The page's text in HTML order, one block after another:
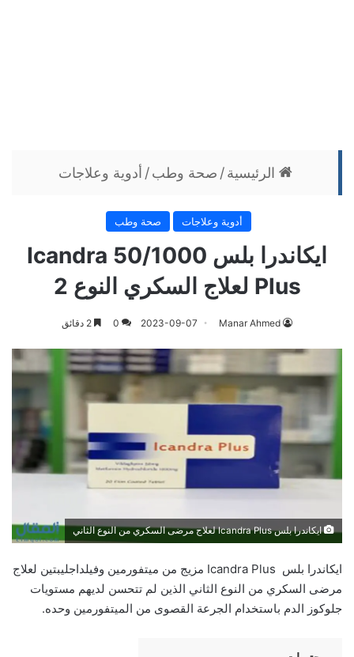
الرئيسية / صحة وطب / أدوية وعلاجات
أدوية وعلاجات صحة وطب
ايكاندرا بلس 50/1000 Icandra
Plus لعلاج السكري النوع 2
Manar Ahmed
2023-09-07
0
ايكاندرا بلس Icandra Plus لعلاج مرضى السكري من النوع الثاني
ايكاندرا بلس Icandra Plus مزيج من ميتفورمين وفيلداجليبتين لعلاج
مرضى السكري من النوع الثاني الذين لم تتحسن لديهم مستويات
جلوكوز الدم باستخدام الجرعة القصوى من الميتفورمين وحده.